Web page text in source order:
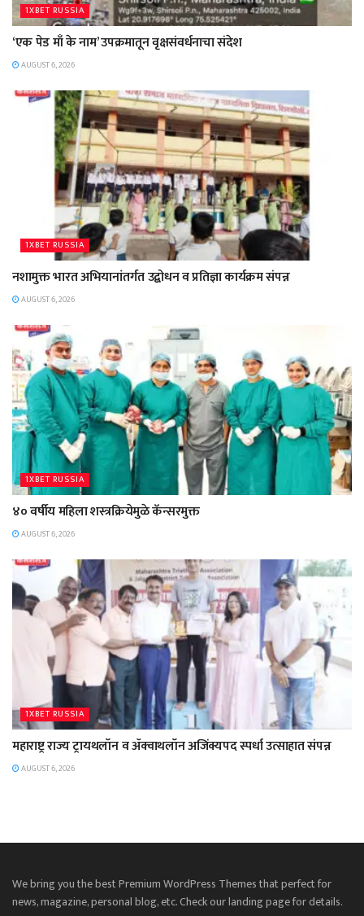
1XBET RUSSIA
‘एक पेड माँ के नाम’ उपक्रमातून वृक्षसंवर्धनाचा संदेश
AUGUST 6, 2026
1XBET RUSSIA
नशामुक्त भारत अभियानांतर्गत उद्बोधन व प्रतिज्ञा कार्यक्रम संपन्न
AUGUST 6, 2026
1XBET RUSSIA
४० वर्षीय महिला शस्त्रक्रियेमुळे कॅन्सरमुक्त
AUGUST 6, 2026
1XBET RUSSIA
महाराष्ट्र राज्य ट्रायथलॉन व ॲक्वाथलॉन अजिंक्यपद स्पर्धा उत्साहात संपन्न
AUGUST 6, 2026
We bring you the best Premium WordPress Themes that perfect for
news, magazine, personal blog, etc. Check our landing page for details.